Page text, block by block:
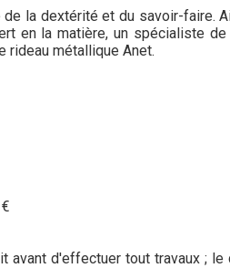
la dextérité et du savoir-faire.
en la matière, un spécialiste
rideau métallique Anet.
avant d'effectuer tout travaux ;